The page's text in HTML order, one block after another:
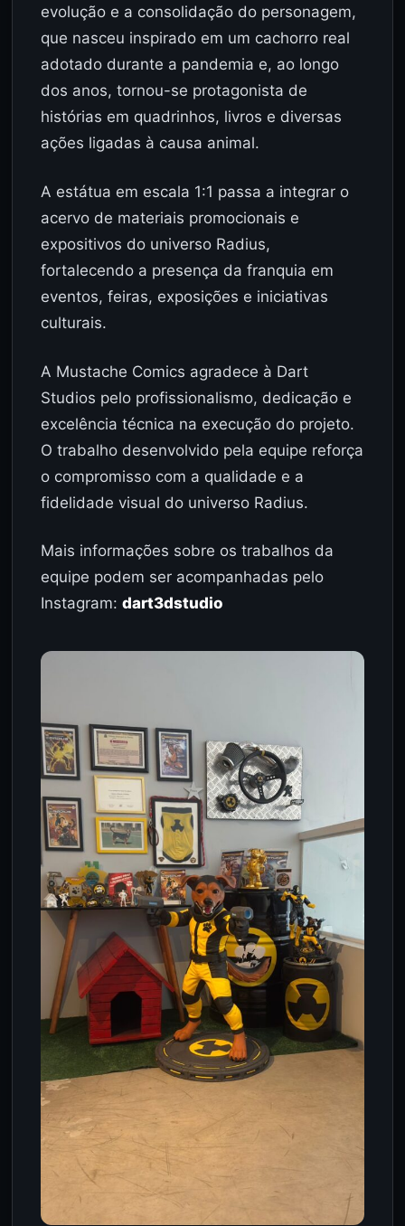
evolução e a consolidação do personagem,
que nasceu inspirado em um cachorro real
adotado durante a pandemia e, ao longo
dos anos, tornou-se protagonista de
histórias em quadrinhos, livros e diversas
ações ligadas à causa animal.
A estátua em escala 1:1 passa a integrar o
acervo de materiais promocionais e
expositivos do universo Radius,
fortalecendo a presença da franquia em
eventos, feiras, exposições e iniciativas
culturais.
A Mustache Comics agradece à Dart
Studios pelo profissionalismo, dedicação e
excelência técnica na execução do projeto.
O trabalho desenvolvido pela equipe reforça
o compromisso com a qualidade e a
fidelidade visual do universo Radius.
Mais informações sobre os trabalhos da
equipe podem ser acompanhadas pelo
Instagram:dart3dstudio